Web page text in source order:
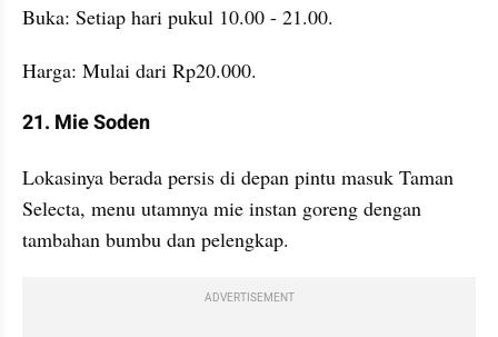
Buka: Setiap hari pukul 10.00 - 21.00.
Harga: Mulai dari Rp20.000.
21. Mie Soden
Lokasinya berada persis di depan pintu masuk Taman
Selecta, menu utamnya mie instan goreng dengan
tambahan bumbu dan pelengkap.
ADVERTISEMENT